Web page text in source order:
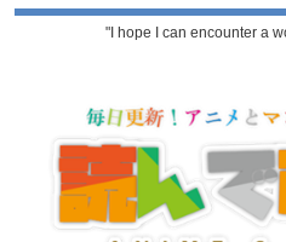
"I hope I can encounter a